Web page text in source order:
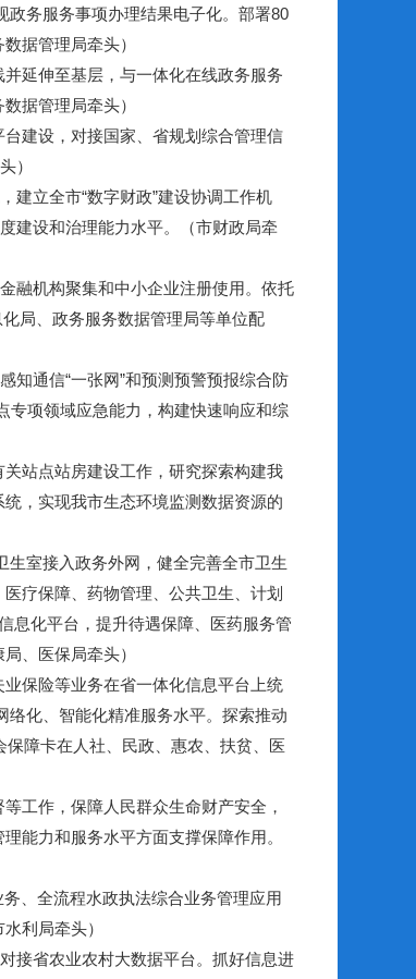
政务服务事项办理结果电子化。部署80
据管理局牵头）
延伸至基层，与一体化在线政务服务
据管理局牵头）
建设，对接国家、省规划综合管理信
）
立全市“数字财政”建设协调工作机
建设和治理能力水平。（市财政局牵
融机构聚集和中小企业注册使用。依托
局、政务服务数据管理局等单位配
通信“一张网”和预测预警预报综合防
专项领域应急能力，构建快速响应和综
站点站房建设工作，研究探索构建我
，实现我市生态环境监测数据资源的
室接入政务外网，健全完善全市卫生
疗保障、药物管理、公共卫生、计划
息化平台，提升待遇保障、医药服务管
、医保局牵头）
保险等业务在省一体化信息平台上统
络化、智能化精准服务水平。探索推动
障卡在人社、民政、惠农、扶贫、医
工作，保障人民群众生命财产安全，
能力和服务水平方面支撑保障作用。
、全流程水政执法综合业务管理应用
利局牵头）
接省农业农村大数据平台。抓好信息进